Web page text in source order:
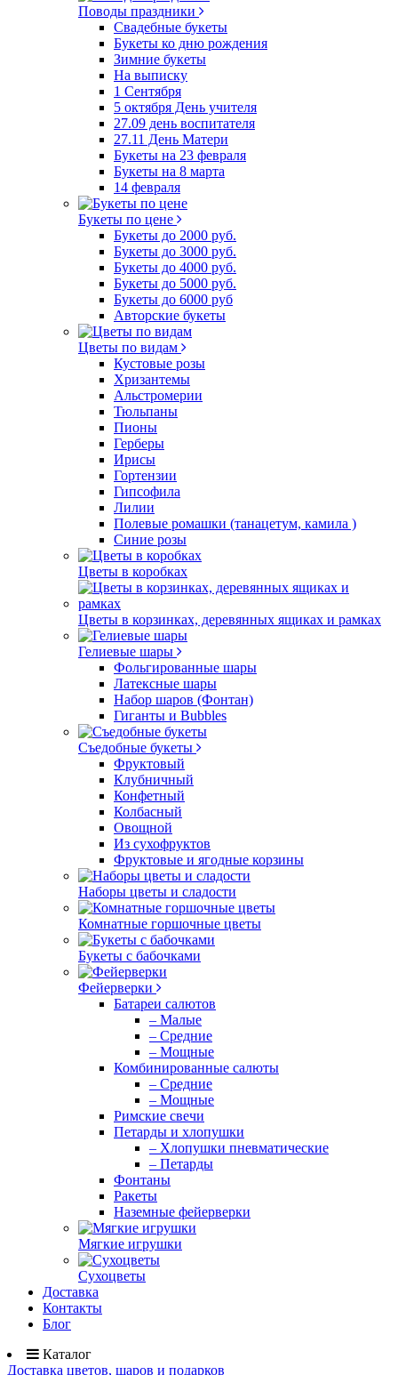
Поводы праздники
Свадебные букеты
Букеты ко дню рождения
Зимние букеты
На выписку
1 Сентября
5 октября День учителя
27.09 день воспитателя
27.11 День Матери
Букеты на 23 февраля
Букеты на 8 марта
14 февраля
Букеты по цене
Букеты до 2000 руб.
Букеты до 3000 руб.
Букеты до 4000 руб.
Букеты до 5000 руб.
Букеты до 6000 руб
Авторские букеты
Цветы по видам
Кустовые розы
Хризантемы
Альстромерии
Тюльпаны
Пионы
Герберы
Ирисы
Гортензии
Гипсофила
Лилии
Полевые ромашки (танацетум, камила )
Синие розы
Цветы в коробках
Цветы в корзинках, деревянных ящиках и рамках
Гелиевые шары
Фольгированные шары
Латексные шары
Набор шаров (Фонтан)
Гиганты и Bubbles
Съедобные букеты
Фруктовый
Клубничный
Конфетный
Колбасный
Овощной
Из сухофруктов
Фруктовые и ягодные корзины
Наборы цветы и сладости
Комнатные горшочные цветы
Букеты с бабочками
Фейерверки
Батареи салютов
– Малые
– Средние
– Мощные
Комбинированные салюты
– Средние
– Мощные
Римские свечи
Петарды и хлопушки
– Хлопушки пневматические
– Петарды
Фонтаны
Ракеты
Наземные фейерверки
Мягкие игрушки
Сухоцветы
Доставка
Контакты
Блог
Каталог
Доставка цветов, шаров и подарков